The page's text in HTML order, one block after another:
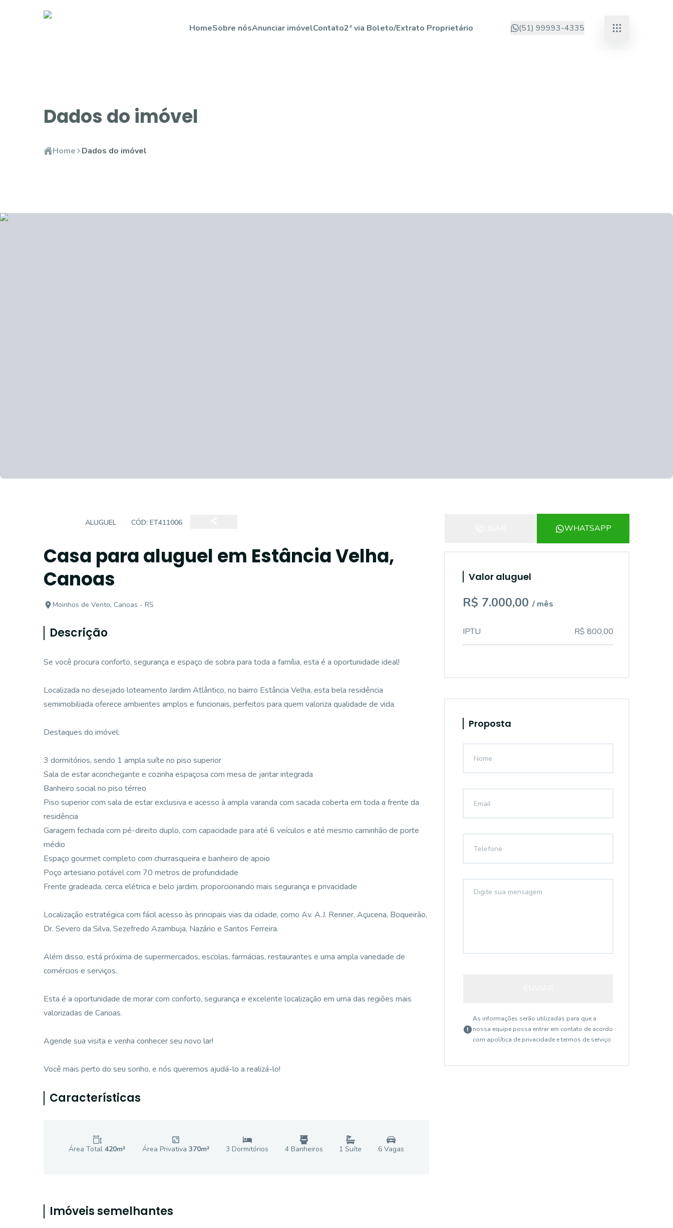
HomeSobre nósAnunciar imóvelContato2ª via Boleto/Extrato Proprietário (51) 99993-4335
Dados do imóvel
Home Dados do imóvel
ALUGUEL CÓD: ET411006
Casa para aluguel em Estância Velha,
Canoas
Moinhos de Vento, Canoas - RS
Descrição
Se você procura conforto, segurança e espaço de sobra para toda a família, esta é a oportunidade ideal!
Localizada no desejado loteamento Jardim Atlântico, no bairro Estância Velha, esta bela residência
semimobiliada oferece ambientes amplos e funcionais, perfeitos para quem valoriza qualidade de vida.
Destaques do imóvel:
3 dormitórios, sendo 1 ampla suíte no piso superior
Sala de estar aconchegante e cozinha espaçosa com mesa de jantar integrada
Banheiro social no piso térreo
Piso superior com sala de estar exclusiva e acesso à ampla varanda com sacada coberta em toda a frente da
residência
Garagem fechada com pé-direito duplo, com capacidade para até 6 veículos e até mesmo caminhão de porte
médio
Espaço gourmet completo com churrasqueira e banheiro de apoio
Poço artesiano potável com 70 metros de profundidade
Frente gradeada, cerca elétrica e belo jardim, proporcionando mais segurança e privacidade
Localização estratégica com fácil acesso às principais vias da cidade, como Av. A.J. Renner, Açucena, Boqueirão,
Dr. Severo da Silva, Sezefredo Azambuja, Nazário e Santos Ferreira.
Além disso, está próxima de supermercados, escolas, farmácias, restaurantes e uma ampla variedade de
comércios e serviços.
Esta é a oportunidade de morar com conforto, segurança e excelente localização em uma das regiões mais
valorizadas de Canoas.
Agende sua visita e venha conhecer seu novo lar!
Você mais perto do seu sonho, e nós queremos ajudá-lo a realizá-lo!
Características
Área Total 420m² Área Privativa 370m² 3 Dormitórios 4Banheiros 1 Suíte 6Vagas
Imóveis semelhantes
WHATSAPP
Valor aluguel
R$ 7.000,00 / mês
IPTU R$ 800,00
Proposta
As informações serão utilizadas para que a
nossa equipe possa entrar em contato de acordo
com apolítica de privacidade e termos de serviço